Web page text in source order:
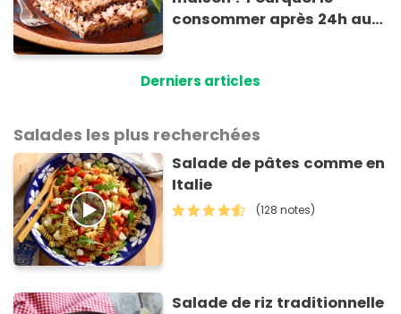
consommer après 24h au
Derniers articles
Salades les plus recherchées
Salade de pâtes comme en
Italie
(128 notes)
Salade de riz traditionnelle